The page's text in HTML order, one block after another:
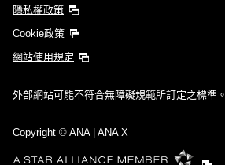
隱私權政策
Cookie政策
網站使用規定
外部網站可能不符合無障礙規範所訂定之標準。
Copyright © ANA | ANA X